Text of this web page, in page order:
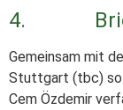
4. Brief
Gemeinsam mit
Stuttgart (tbc)
Cem Özdemir